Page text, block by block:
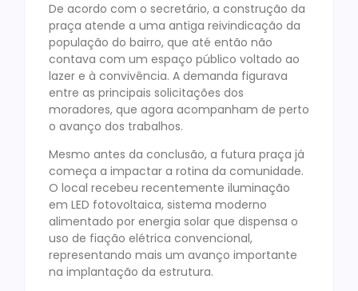
De acordo com o secretário, a construção da
praça atende a uma antiga reivindicação da
população do bairro, que até então não
contava com um espaço público voltado ao
lazer e à convivência. A demanda figurava
entre as principais solicitações dos
moradores, que agora acompanham de perto
o avanço dos trabalhos.
Mesmo antes da conclusão, a futura praça já
começa a impactar a rotina da comunidade.
O local recebeu recentemente iluminação
em LED fotovoltaica, sistema moderno
alimentado por energia solar que dispensa o
uso de fiação elétrica convencional,
representando mais um avanço importante
na implantação da estrutura.